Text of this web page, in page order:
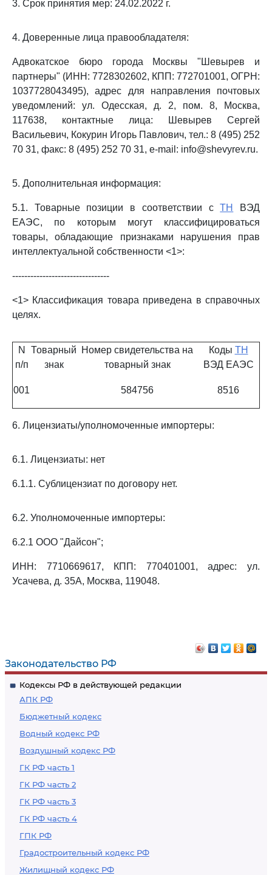
Законодательство РФ
Кодексы РФ в действующей редакции
АПК РФ
Бюджетный кодекс
Водный кодекс РФ
Воздушный кодекс РФ
ГК РФ часть 1
ГК РФ часть 2
ГК РФ часть 3
ГК РФ часть 4
ГПК РФ
Градостроительный кодекс РФ
Жилищный кодекс РФ
3. Срок принятия мер: 24.02.2022 г.
4. Доверенные лица правообладателя:
Адвокатское бюро города Москвы "Шевырев и
партнеры" (ИНН: 7728302602, КПП: 772701001, ОГРН:
1037728043495), адрес для направления почтовых
уведомлений: ул. Одесская, д. 2, пом. 8, Москва,
117638, контактные лица: Шевырев Сергей
Васильевич, Кокурин Игорь Павлович, тел.: 8 (495) 252
70 31, факс: 8 (495) 252 70 31, e-mail: info@shevyrev.ru.
5. Дополнительная информация:
5.1. Товарные позиции в соответствии сТН
ВЭД
ЕАЭС, по которым могут классифицироваться
товары, обладающие признаками нарушения прав
интеллектуальной собственности <1>:
--------------------------------
<1> Классификация товара приведена в справочных
целях.
N
п/п
Товарный
знак
Номер свидетельства на
товарный знак
Коды ТН
ВЭД ЕАЭС
001 584756 8516
6. Лицензиаты/уполномоченные импортеры:
6.1. Лицензиаты: нет
6.1.1. Сублицензиат по договору нет.
6.2. Уполномоченные импортеры:
6.2.1 ООО "Дайсон";
ИНН: 7710669617, КПП: 770401001, адрес: ул.
Усачева, д. 35А, Москва, 119048.